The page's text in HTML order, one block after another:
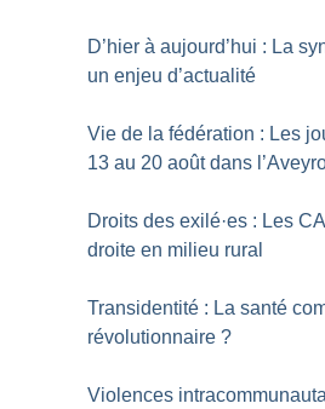
D’hier à aujourd’hui : La
un enjeu d’actualité
Vie de la fédération : Les
13 au 20 août dans
Droits des exilé·es : Les
droite en milieu rural
Transidentité : La santé
révolutionnaire ?
Violences